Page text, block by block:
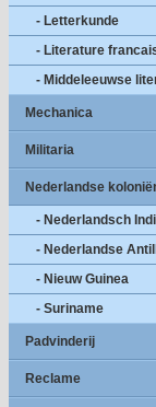
- Letterkunde
- Literature
- Middeleeuwse
Mechanica
Militaria
Nederlandse
- Nederlandsch
- Nederlandse
- Nieuw Guinea
- Suriname
Padvinderij
Reclame